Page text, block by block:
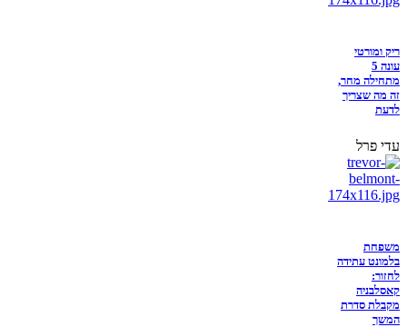
ריק ומורטי
עונה 5
מתחילה מחר,
זה מה שצריך
לדעת
עדי פרל
משפחת
בלמונט עתידה
לחזור:
קאסלבניה
מקבלת סדרת
המשך